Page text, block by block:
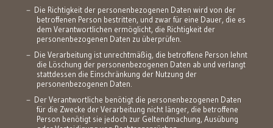
Die Richtigkeit der personenbezogenen Daten wird von der
betroffenen Person bestritten, und zwar für eine Dauer, die es
dem Verantwortlichen ermöglicht, die Richtigkeit der
personenbezogenen Daten zu überprüfen.
Die Verarbeitung ist unrechtmäßig, die betroffene Person lehnt
die Löschung der personenbezogenen Daten ab und verlangt
stattdessen die Einschränkung der Nutzung der
personenbezogenen Daten.
Der Verantwortliche benötigt die personenbezogenen Daten
für die Zwecke der Verarbeitung nicht länger, die betroffene
Person benötigt sie jedoch zur Geltendmachung, Ausübung